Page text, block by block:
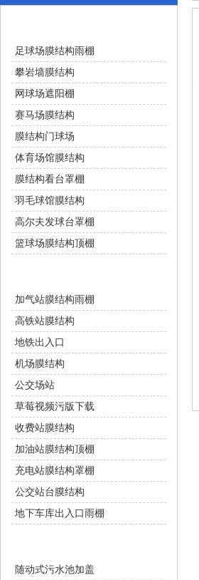
足球场膜结构雨棚
攀岩墙膜结构
网球场遮阳棚
赛马场膜结构
膜结构门球场
体育场馆膜结构
膜结构看台罩棚
羽毛球馆膜结构
高尔夫发球台罩棚
篮球场膜结构顶棚
加气站膜结构雨棚
高铁站膜结构
地铁出入口
机场膜结构
公交场站
草莓视频污版下载
收费站膜结构
加油站膜结构顶棚
充电站膜结构罩棚
公交站台膜结构
地下车库出入口雨棚
随动式污水池加盖